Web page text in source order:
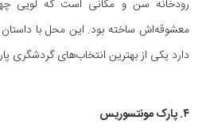
رودخانه سن و مکانی است که لویی
معشوقه‌اش ساخته بود. این محل با داستان
دارد یکی از بهترین انتخاب‌های گردشگری
۴. پارک مونتسوریس